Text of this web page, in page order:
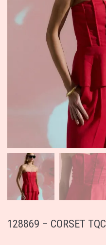
128869 – CORSET TQC